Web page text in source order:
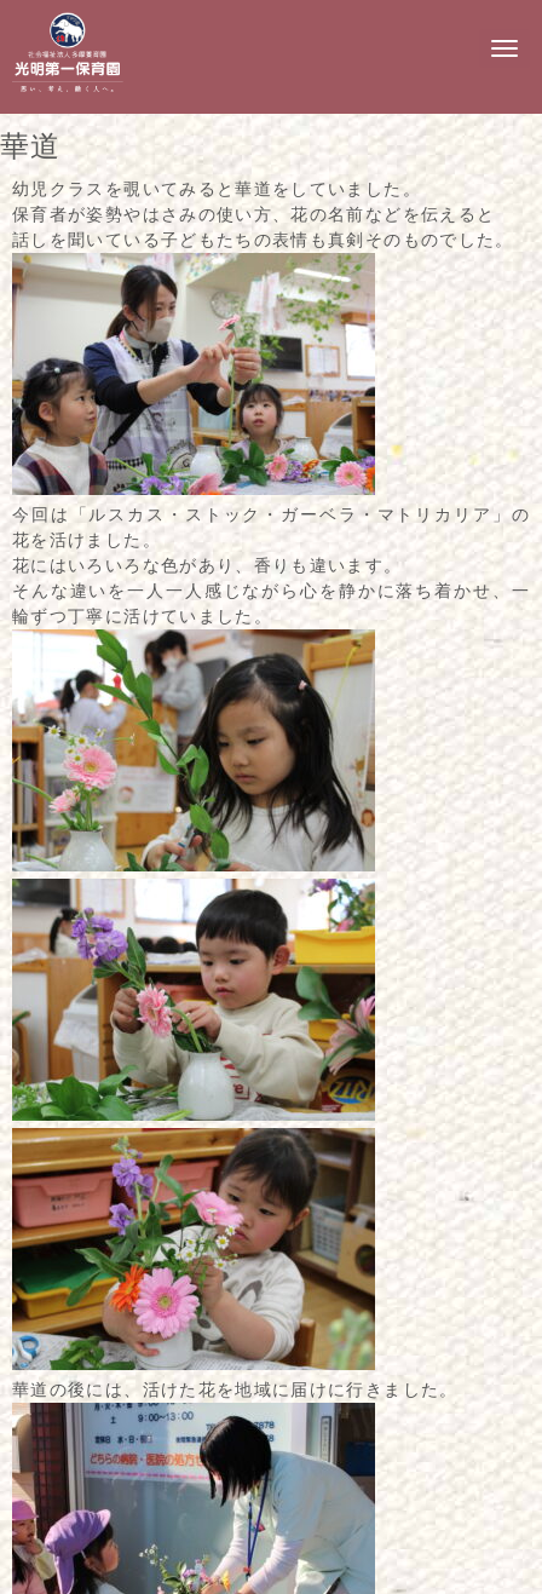
N
g
a
華道
幼児クラスを覗いてみると華道をしていました。
保育者が姿勢やはさみの使い方、花の名前などを伝えると
話しを聞いている子どもたちの表情も真剣そのものでした。
今回は「ルスカス・ストック・ガーベラ・マトリカリア」の
花を活けました。
花にはいろいろな色があり、香りも違います。
そんな違いを一人一人感じながら心を静かに落ち着かせ、一
輪ずつ丁寧に活けていました。
華道の後には、活けた花を地域に届けに行きました。